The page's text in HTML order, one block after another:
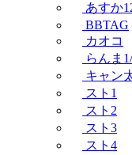
あすか
BBTAG
カオコ
らんま
キャン
スト1
スト2
スト3
スト4